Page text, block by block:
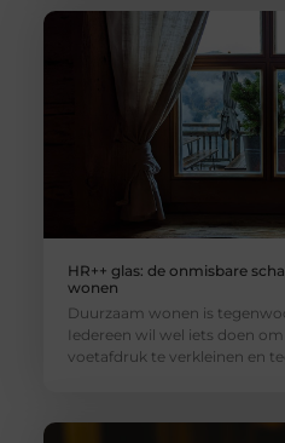
HR++ glas: de onmisbare
wonen
Duurzaam wonen is
Iedereen wil wel iets doen
voetafdruk te verkleinen en